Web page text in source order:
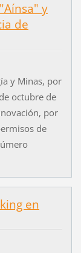
y
de
y Minas, por
octubre de
por
de
en